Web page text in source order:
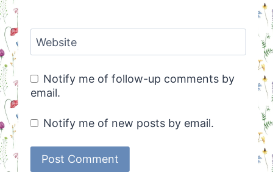
Website
Notify me of follow-up comments by
email.
Notify me of new posts by email.